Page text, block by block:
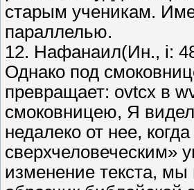
старым ученикам.
параллелью.
12. Нафанаил(Ин., i:
Однако под
превращает: ovtcx в
смоковницею, Я
недалеко от нее,
сверхчеловеческим»
изменение текста,